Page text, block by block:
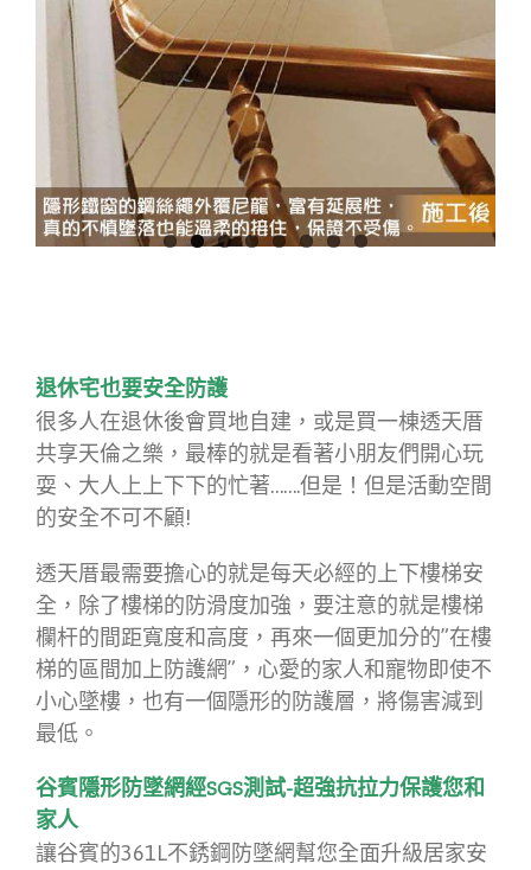
退休宅也要安全防護
很多人在退休後會買地自建，或是買一棟透天厝
共享天倫之樂，最棒的就是看著小朋友們開心玩
耍、大人上上下下的忙著…….但是！但是活動空間
的安全不可不顧!
透天厝最需要擔心的就是每天必經的上下樓梯安
全，除了樓梯的防滑度加強，要注意的就是樓梯
欄杆的間距寬度和高度，再來一個更加分的”在樓
梯的區間加上防護網”，心愛的家人和寵物即使不
小心墜樓，也有一個隱形的防護層，將傷害減到
最低。
谷賓隱形防墜網經SGS測試-超強抗拉力保護您和
家人
讓谷賓的361L不銹鋼防墜網幫您全面升級居家安